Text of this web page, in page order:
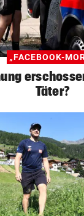
„FACEBOOK-
Täter?